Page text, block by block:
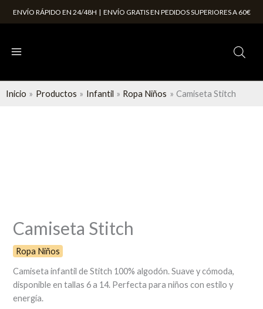
ENVÍO RÁPIDO EN 24/48H | ENVÍO GRATIS EN PEDIDOS SUPERIORES A 60€
Inicio Productos Infantil Ropa Niños Camiseta Stitch
Camiseta Stitch
Ropa Niños
Camiseta infantil de Stitch 100% algodón. Suave y cómoda,
disponible en tallas 6 a 14. Perfecta para niños con estilo y
energía.